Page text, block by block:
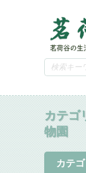
カテゴ
物園
カテ